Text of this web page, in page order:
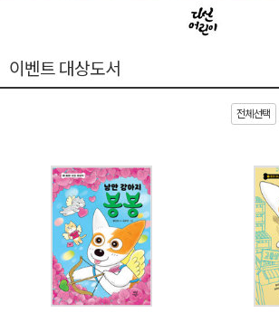
이벤트 대상도서
전체선택